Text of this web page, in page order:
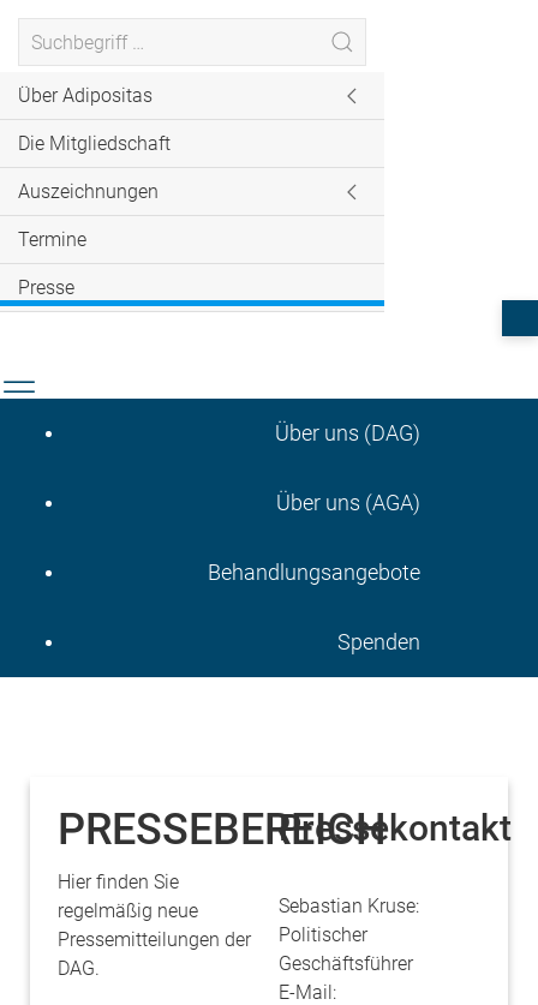
Über Adipositas
Die Mitgliedschaft
Auszeichnungen
Termine
Presse
Über uns (DAG)
Über uns (AGA)
Behandlungsangebote
Spenden
PRESSEBEREICH
Hier finden Sie
regelmäßig neue
Pressemitteilungen der
DAG.
Pressekontakt
Sebastian Kruse:
Politischer
Geschäftsführer
E-Mail: